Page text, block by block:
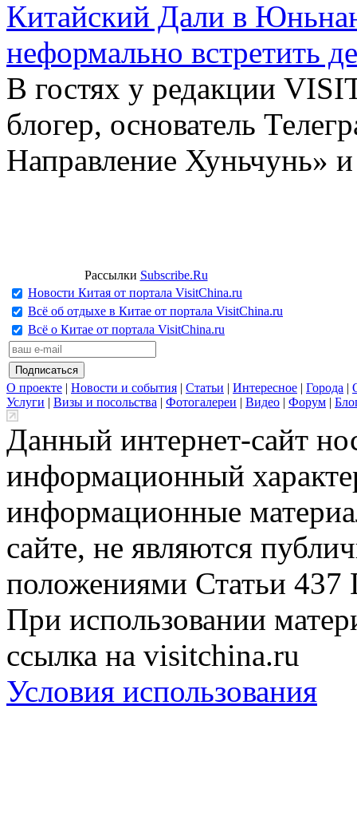
Китайский Дали в
неформально встретить
В гостях у редакции
блогер, основатель
Направление Хуньчунь»
Рассылки Subscribe.Ru
Новости Китая от портала VisitChina.ru
Всё об отдыхе в Китае от портала VisitChina.ru
Всё о Китае от портала VisitChina.ru
О проекте | Новости и события | Статьи | Интересное | Города |
Услуги | Визы и посольства | Фотогалереи | Видео | Форум |
Данный интернет-сайт
информационный
информационные
сайте, не являются
положениями Статьи 437
При использовании
ссылка на visitchina.ru
Условия использования